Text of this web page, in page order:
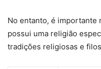
No entanto, é importante
possui uma religião
tradições religiosas e